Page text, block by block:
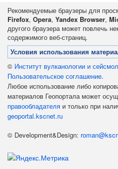
Рекомендуемые браузеры для
Firefox, Opera, Yandex Browser,
другого браузера может повлечь
содержимого веб-страниц.
Условия использования
© Институт вулканологии и
Пользовательское соглашение.
Любое использование либо
материалов Геопортала может
правообладателя и только при
geoportal.kscnet.ru
© Development&Design: